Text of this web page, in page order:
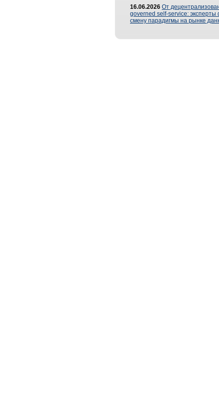
16.06.2026 От
governed self-service: эксперты
смену парадигмы на рынке